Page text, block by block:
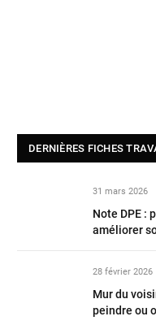
DERNIÈRES FICHES
31 mars 2026
Note DPE :
améliorer
28 février 2026
Mur du
peindre ou